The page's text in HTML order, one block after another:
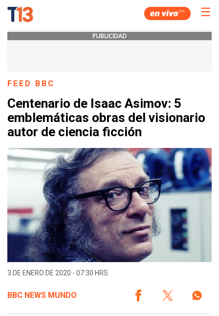
☰
PUBLICIDAD
FEED BBC
Centenario de Isaac Asimov: 5
emblemáticas obras del visionario
autor de ciencia ficción
3 DE ENERO DE 2020 - 07:30 HRS.
BBC NEWS MUNDO